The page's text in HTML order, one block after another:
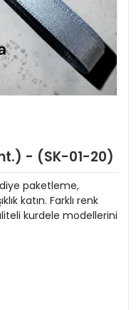
- (SK-01-20)
paketleme,
katın. Farklı renk
kurdele modellerini